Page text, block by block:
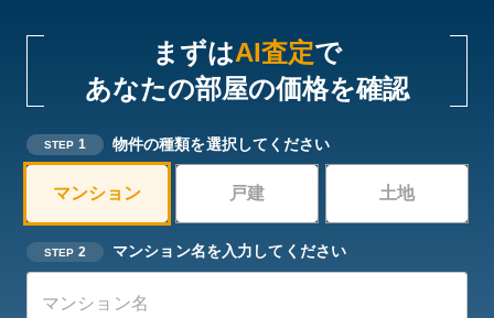
まずはAI査定で
あなたの部屋の価格を確認
STEP 1 物件の種類を選択してください
マンション 戸建 土地
STEP 2 マンション名を入力してください